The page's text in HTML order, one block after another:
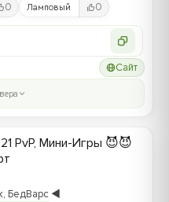
0 Ламповый 0
Сайт
PvP, Мини-Игры 😈😈
БедВарс ◀️